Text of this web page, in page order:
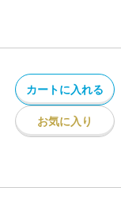
カートに入れる
お気に入り